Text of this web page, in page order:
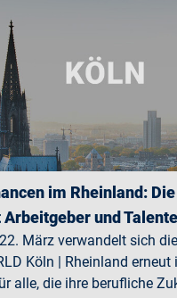
im Rheinland:
Arbeitgeber und
März verwandelt sich
Köln | Rheinland erneut
alle, die ihre berufliche